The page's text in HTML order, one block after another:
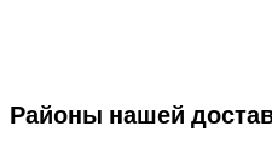
Районы нашей